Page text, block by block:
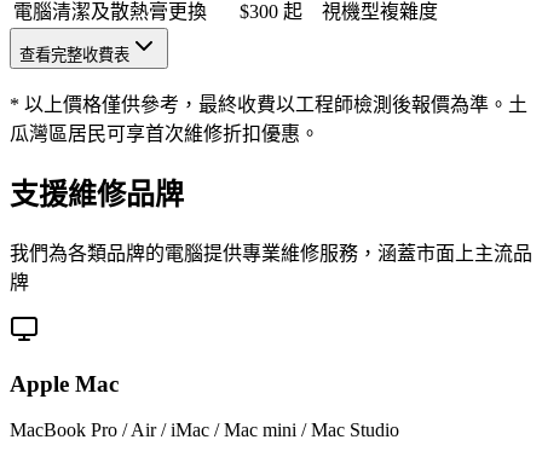
電腦清潔及散熱膏更換
$300 起 視機型複雜度
查看完整收費表
* 以上價格僅供參考，最終收費以工程師檢測後報價為準。土
瓜灣區居民可享首次維修折扣優惠。
支援維修品牌
我們為各類品牌的電腦提供專業維修服務，涵蓋市面上主流品
牌
Apple Mac
MacBook Pro / Air / iMac / Mac mini / Mac Studio